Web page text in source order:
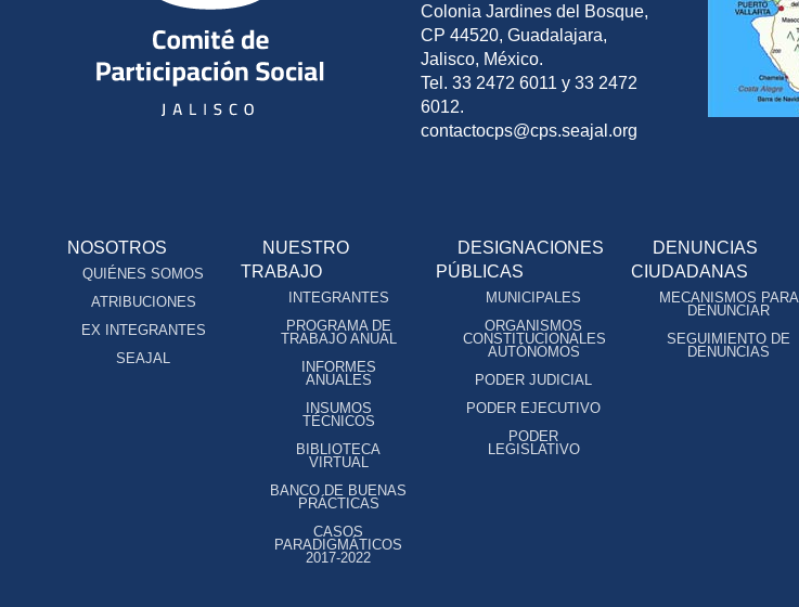
Colonia Jardines del Bosque,
CP 44520, Guadalajara,
Jalisco, México.
Tel. 33 2472 6011 y 33 2472
6012.
contactocps@cps.seajal.org
NOSOTROS
QUIÉNES SOMOS
ATRIBUCIONES
EX INTEGRANTES
SEAJAL
NUESTRO
TRABAJO
INTEGRANTES
PROGRAMA DE
TRABAJO ANUAL
INFORMES
ANUALES
INSUMOS
TÉCNICOS
BIBLIOTECA
VIRTUAL
BANCO DE BUENAS
PRÁCTICAS
CASOS
PARADIGMÁTICOS
2017-2022
DESIGNACIONES
PÚBLICAS
MUNICIPALES
ORGANISMOS
CONSTITUCIONALES
AUTÓNOMOS
PODER JUDICIAL
PODER EJECUTIVO
PODER
LEGISLATIVO
DENUNCIAS
CIUDADANAS
MECANISMOS PARA
DENUNCIAR
SEGUIMIENTO DE
DENUNCIAS